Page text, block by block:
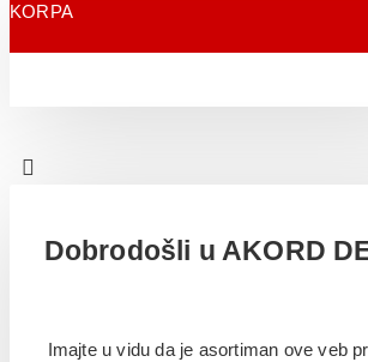
KORPA
Dobrodošli u AKORD
Imajte u vidu da je asortiman ove veb